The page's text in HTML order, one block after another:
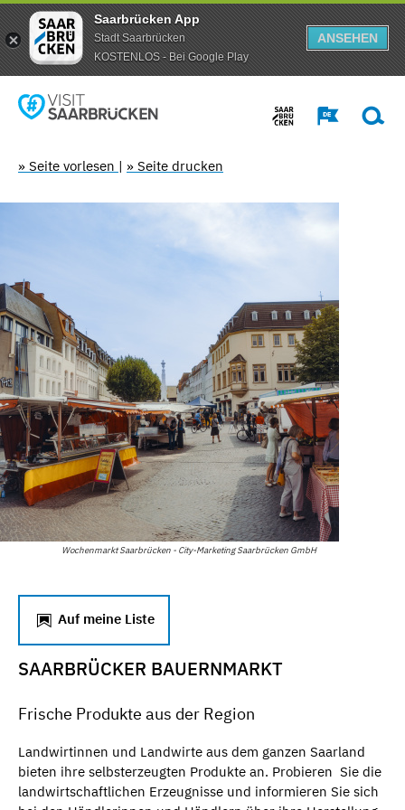
Saarbrücken App
Stadt Saarbrücken
KOSTENLOS - Bei Google Play
ANSEHEN
» Seite vorlesen | » Seite drucken
Wochenmarkt Saarbrücken - City-Marketing Saarbrücken GmbH
Auf meine Liste
SAARBRÜCKER BAUERNMARKT
Frische Produkte aus der Region
Landwirtinnen und Landwirte aus dem ganzen Saarland
bieten ihre selbsterzeugten Produkte an. Probieren Sie die
landwirtschaftlichen Erzeugnisse und informieren Sie sich